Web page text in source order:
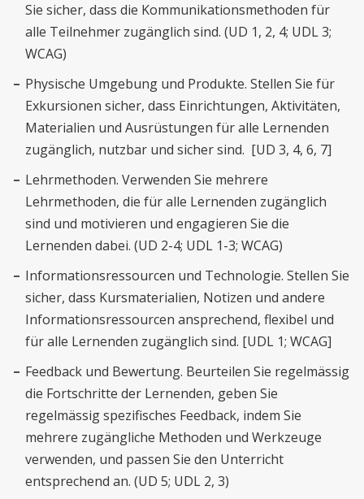
Sie sicher, dass die Kommunikationsmethoden für
alle Teilnehmer zugänglich sind. (UD 1, 2, 4; UDL 3;
WCAG)
Physische Umgebung und Produkte. Stellen Sie für
Exkursionen sicher, dass Einrichtungen, Aktivitäten,
Materialien und Ausrüstungen für alle Lernenden
zugänglich, nutzbar und sicher sind. [UD 3, 4, 6, 7]
Lehrmethoden. Verwenden Sie mehrere
Lehrmethoden, die für alle Lernenden zugänglich
sind und motivieren und engagieren Sie die
Lernenden dabei. (UD 2-4; UDL 1-3; WCAG)
Informationsressourcen und Technologie. Stellen Sie
sicher, dass Kursmaterialien, Notizen und andere
Informationsressourcen ansprechend, flexibel und
für alle Lernenden zugänglich sind. [UDL 1; WCAG]
Feedback und Bewertung. Beurteilen Sie regelmässig
die Fortschritte der Lernenden, geben Sie
regelmässig spezifisches Feedback, indem Sie
mehrere zugängliche Methoden und Werkzeuge
verwenden, und passen Sie den Unterricht
entsprechend an. (UD 5; UDL 2, 3)